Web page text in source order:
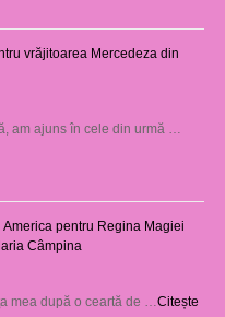
vrăjitoarea Mercedeza din
am ajuns în cele din urmă …
pentru Regina Magiei
Câmpina
mea după o ceartă de … Citește